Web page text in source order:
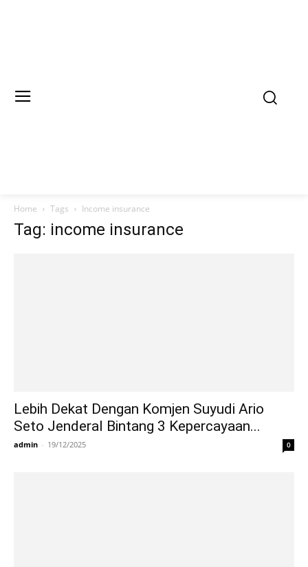
Home Tags Income insurance
Tag: income insurance
Lebih Dekat Dengan Komjen Suyudi Ario
Seto Jenderal Bintang 3 Kepercayaan...
admin - 19/12/2025 0